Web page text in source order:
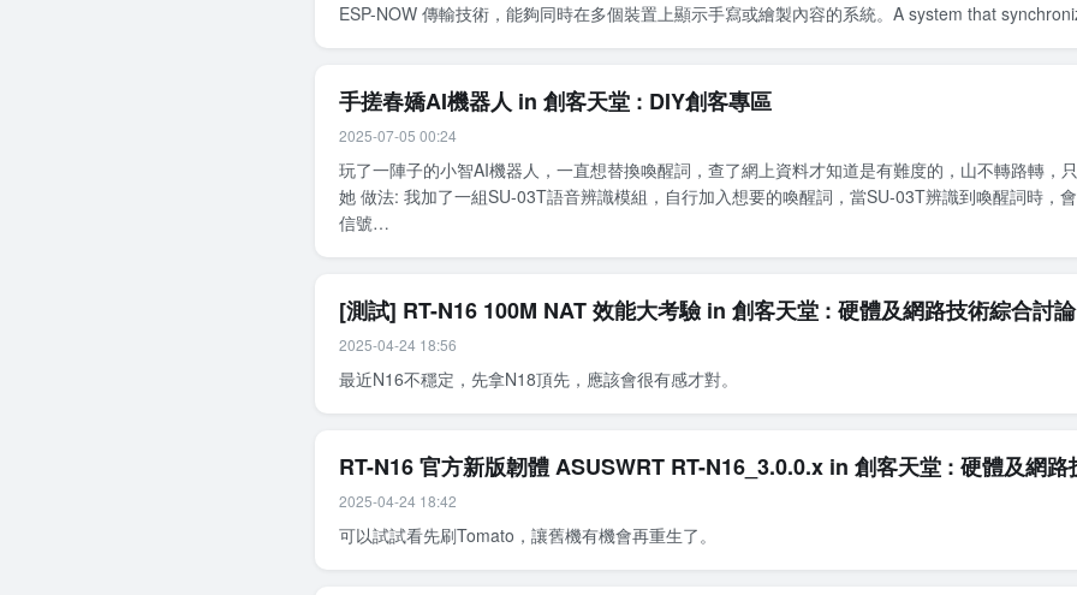
ESP-NOW 傳輸技術，能夠同時在多個裝置上顯示手寫或繪製內容的系統。A system that
手搓春嬌AI機器人 in 創客天堂 : DIY創客專區
2025-07-05 00:24
玩了一陣子的小智AI機器人，一直想替換喚醒詞，查了網上資料才知道是有難度的，山不轉路轉，
她 做法: 我加了一組SU-03T語音辨識模組，自行加入想要的喚醒詞，當SU-03T辨識到喚醒詞時，
信號…
[測試] RT-N16 100M NAT 效能大考驗 in 創客天堂 : 硬體及網路技術綜合討
2025-04-24 18:56
最近N16不穩定，先拿N18頂先，應該會很有感才對。
RT-N16 官方新版韌體 ASUSWRT RT-N16_3.0.0.x in 創客天堂 : 硬體及網
2025-04-24 18:42
可以試試看先刷Tomato，讓舊機有機會再重生了。